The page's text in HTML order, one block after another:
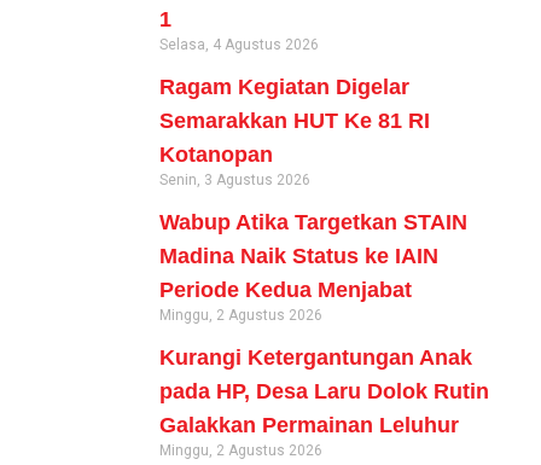
1
Selasa, 4 Agustus 2026
Ragam Kegiatan Digelar
Semarakkan HUT Ke 81 RI
Kotanopan
Senin, 3 Agustus 2026
Wabup Atika Targetkan STAIN
Madina Naik Status ke IAIN
Periode Kedua Menjabat
Minggu, 2 Agustus 2026
Kurangi Ketergantungan Anak
pada HP, Desa Laru Dolok Rutin
Galakkan Permainan Leluhur
Minggu, 2 Agustus 2026